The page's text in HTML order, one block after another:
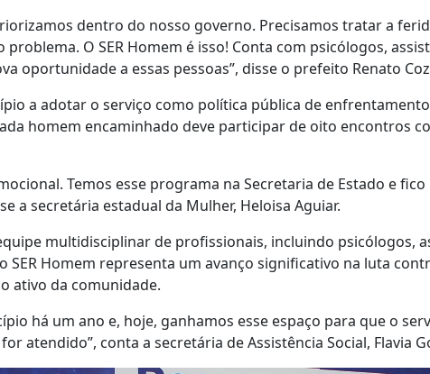
dentro do nosso governo. Precisamos tratar a
O SER Homem é isso! Conta com psicólogos,
oportunidade a essas pessoas”, disse o prefeito Renato
a adotar o serviço como política pública de
homem encaminhado deve participar de oito encontros
Temos esse programa na Secretaria de Estado e
a secretária estadual da Mulher, Heloisa Aguiar.
multidisciplinar de profissionais, incluindo psicólogos,
SER Homem representa um avanço significativo na luta
ativo da comunidade.
há um ano e, hoje, ganhamos esse espaço para que o
atendido”, conta a secretária de Assistência Social, Flavia